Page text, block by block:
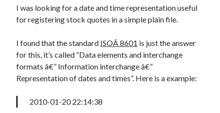
I was looking for a date and time representation useful
for registering stock quotes in a simple plain file.
I found that the standard ISOÂ 8601 is just the answer
for this, it’s called “Data elements and interchange
formats â€” Information interchange â€”
Representation of dates and times”. Here is a example:
2010-01-20 22:14:38